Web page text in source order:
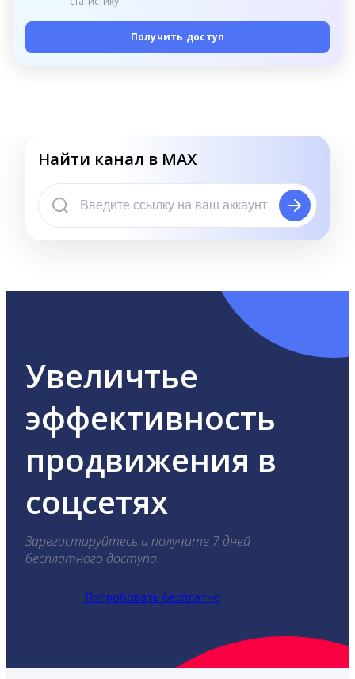
Получить доступ
Найти канал в MAX
Увеличтье
эффективность
продвижения в
соцсетях
Зарегистируйтесь и получите 7 дней
бесплатного доступа.
Попробовать бесплатно